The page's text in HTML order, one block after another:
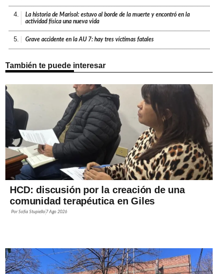
4.
La historia de Marisol: estuvo al borde de la muerte y encontró en la
actividad física una nueva vida
5. Grave accidente en la AU 7: hay tres víctimas fatales
También te puede interesar
HCD: discusión por la creación de una
comunidad terapéutica en Giles
PorSofía Stupiello 7 Ago 2026